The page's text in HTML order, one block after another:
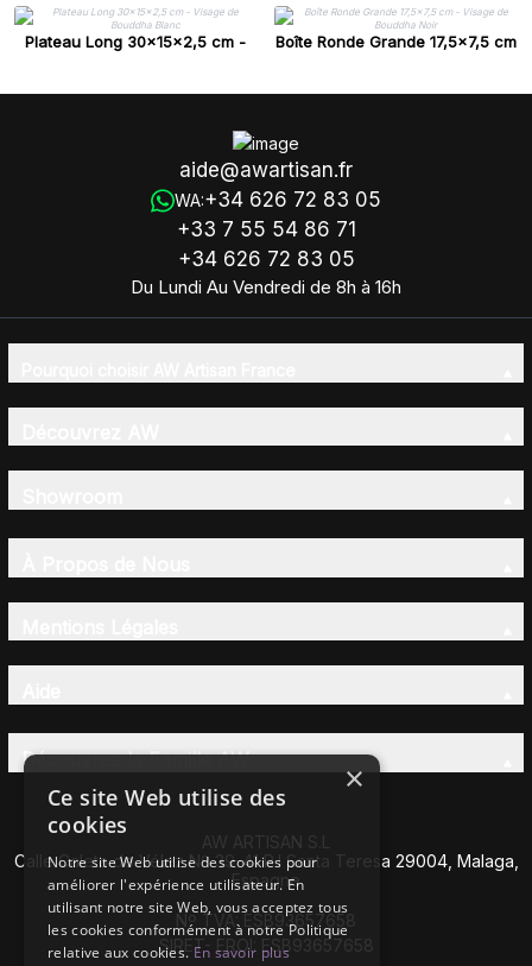
Plateau Long 30x15x2,5 cm -
Boîte Ronde Grande 17,5x7,5 cm
aide@awartisan.fr
WA:+34 626 72 83 05
+33 7 55 54 86 71
+34 626 72 83 05
Du Lundi Au Vendredi de 8h à 16h
Découvrez la Famille AW
AW ARTISAN S.L
Calle Caleta de Vélez Nº 39-41 P.I Santa Teresa 29004, Malaga,
Espagne
Nº TVA: ESB93657658
SIRET- EROI: ESB93657658
×
Ce site Web utilise des
cookies
Notre site Web utilise des cookies pour
améliorer l'expérience utilisateur. En
utilisant notre site Web, vous acceptez tous
les cookies conformément à notre Politique
relative aux cookies.En savoir plus